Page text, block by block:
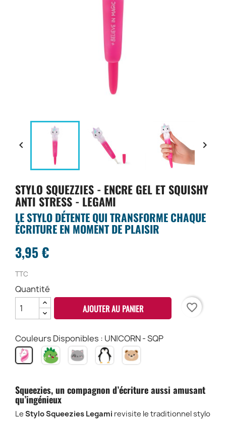
 
STYLO SQUEZZIES - ENCRE GEL ET SQUISHY
ANTI STRESS - LEGAMI
LE STYLO DÉTENTE QUI TRANSFORME CHAQUE
ÉCRITURE EN MOMENT DE PLAISIR
3,95 €
TTC
Quantité
AJOUTER AU PANIER favorite_border
Couleurs Disponibles : UNICORN - SQP
UNICORN
-
DINO
-
KITTY
-
PENGUIN
-
TEDDY
BEAR
Squeezies, un compagnon d’écriture aussi amusant
qu’ingénieux
Le Stylo Squeezies Legami revisite le traditionnel stylo